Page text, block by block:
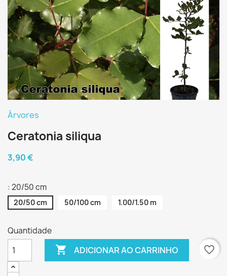
Árvores
Ceratonia siliqua
3,90 €
: 20/50 cm
20/50 cm 50/100 cm 1.00/1.50 m
Quantidade
 ADICIONAR AO CARRINHO favorite_border